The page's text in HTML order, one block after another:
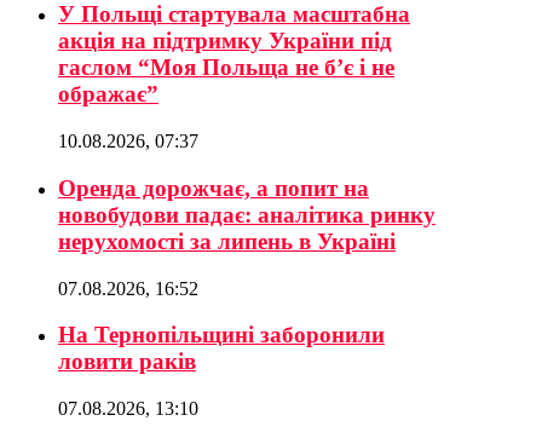
У Польщі стартувала масштабна
акція на підтримку України під
гаслом “Моя Польща не б’є і не
ображає”
10.08.2026, 07:37
Оренда дорожчає, а попит на
новобудови падає: аналітика ринку
нерухомості за липень в Україні
07.08.2026, 16:52
На Тернопільщині заборонили
ловити раків
07.08.2026, 13:10